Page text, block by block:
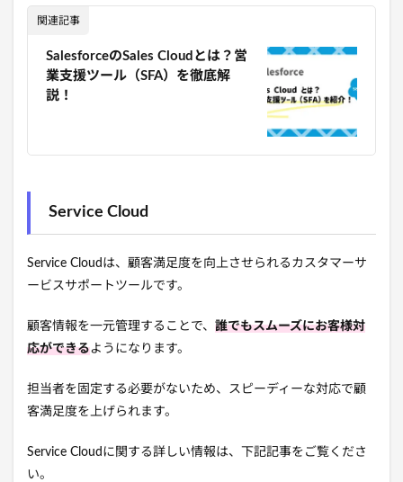
関連記事
SalesforceのSales Cloudとは？営
業支援ツール（SFA）を徹底解
説！
Service Cloud
Service Cloudは、顧客満足度を向上させられるカスタマーサ
ービスサポートツールです。
顧客情報を一元管理することで、 誰でもスムーズにお客様対
応ができるようになります。
担当者を固定する必要がないため、スピーディーな対応で顧
客満足度を上げられます。
Service Cloudに関する詳しい情報は、下記記事をご覧くださ
い。